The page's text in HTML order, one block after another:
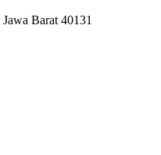
Jawa Barat 40131